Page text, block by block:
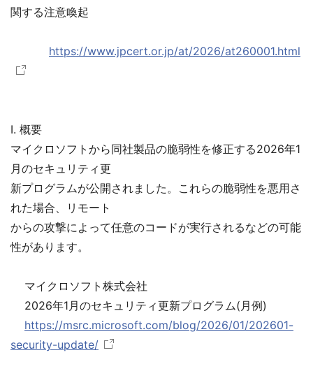
関する注意喚起
https://www.jpcert.or.jp/at/2026/at260001.html
I. 概要
マイクロソフトから同社製品の脆弱性を修正する2026年1
月のセキュリティ更
新プログラムが公開されました。これらの脆弱性を悪用さ
れた場合、リモート
からの攻撃によって任意のコードが実行されるなどの可能
性があります。
マイクロソフト株式会社
2026年1月のセキュリティ更新プログラム(月例)
https://msrc.microsoft.com/blog/2026/01/202601-
security-update/